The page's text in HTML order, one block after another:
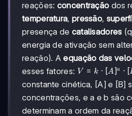
reações: concentração dos
temperatura, pressão,
presença de catalisadores
energia de ativação sem
reação). Aequação das
esses fatores: V = k
\cdot
[A]^a
\cdot
[B]^b
V = k ⋅ [A]a ⋅ [
constante cinética, [A] e [B]
concentrações, e a e b são
determinam a ordem da